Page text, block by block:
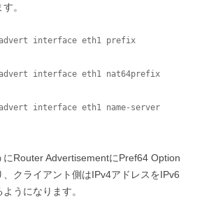
。
interface eth1 prefix
interface eth1 nat64prefix
interface eth1 name-server
にRouter AdvertisementにPref64 Option
クライアント側はIPv4アドレスをIPv6
うになります。